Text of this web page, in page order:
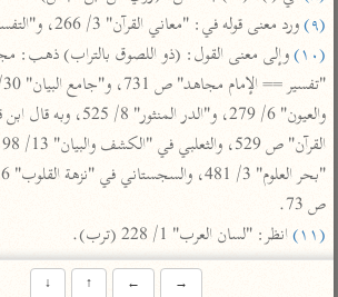
اشترك لتصلك أخبار مشاريعنا
(٩)
ورد معنى قوله في: "معاني القرآن" 3/ 266، و"التفسير الكبير" 31/ 187.
(١٠)
ص 73.
(١١)
انظر: "لسان العرب" 1/ 228 (ترب).
→
←
↑
↓